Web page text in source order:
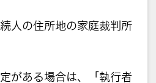
人の住所地の家庭裁判所
がある場合は、「執行者